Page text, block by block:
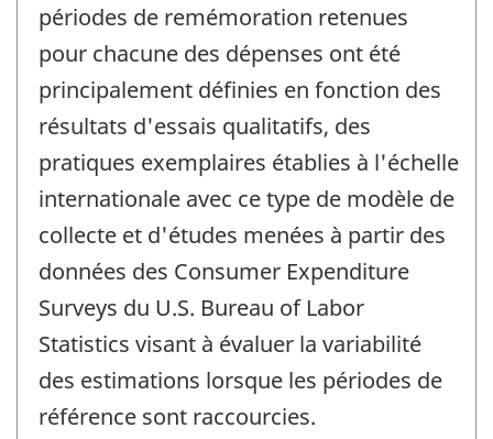
périodes de remémoration retenues
pour chacune des dépenses ont été
principalement définies en fonction des
résultats d'essais qualitatifs, des
pratiques exemplaires établies à l'échelle
internationale avec ce type de modèle de
collecte et d'études menées à partir des
données des Consumer Expenditure
Surveys du U.S. Bureau of Labor
Statistics visant à évaluer la variabilité
des estimations lorsque les périodes de
référence sont raccourcies.